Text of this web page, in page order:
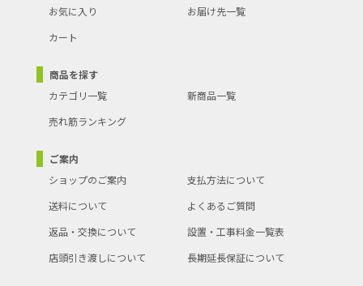
お気に入り
お届け先一覧
カート
商品を探す
カテゴリ一覧
新商品一覧
売れ筋ランキング
ご案内
ショップのご案内
支払方法について
送料について
よくあるご質問
返品・交換について
設置・工事料金一覧表
店頭引き渡しについて
長期延長保証について